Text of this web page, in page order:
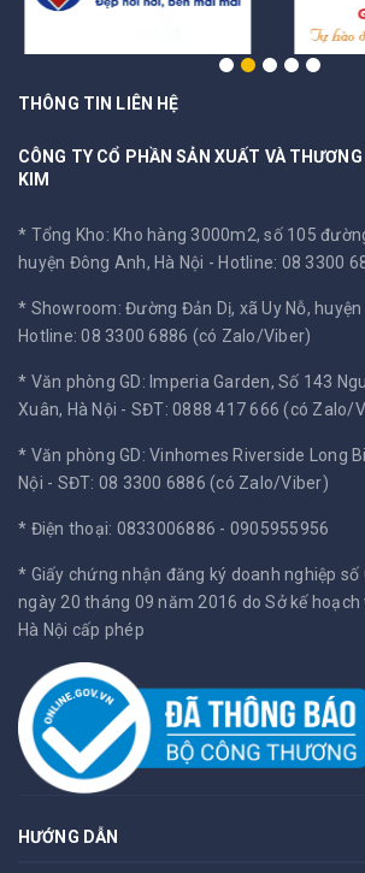
THÔNG TIN LIÊN HỆ
CÔNG TY CỔ PHẦN SẢN XUẤT VÀ
KIM
* Tổng Kho: Kho hàng 3000m2, số 105
huyện Đông Anh, Hà Nội -Hotline: 08 3300
* Showroom: Đường Đản Dị, xã Uy Nỗ,
Hotline: 08 3300 6886 (có Zalo/Viber)
* Văn phòng GD: Imperia Garden, Số 143
Xuân, Hà Nội - SĐT: 0888 417 666 (có Zalo/
* Văn phòng GD: Vinhomes Riverside Long
Nội - SĐT: 08 3300 6886 (có Zalo/Viber)
* Điện thoại: 0833006886 - 0905955956
* Giấy chứng nhận đăng ký doanh nghiệp
ngày 20 tháng 09 năm 2016 do Sở kế
Hà Nội cấp phép
HƯỚNG DẪN